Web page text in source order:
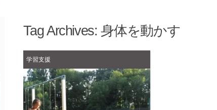
Tag Archives:身体を動かす
学習支援